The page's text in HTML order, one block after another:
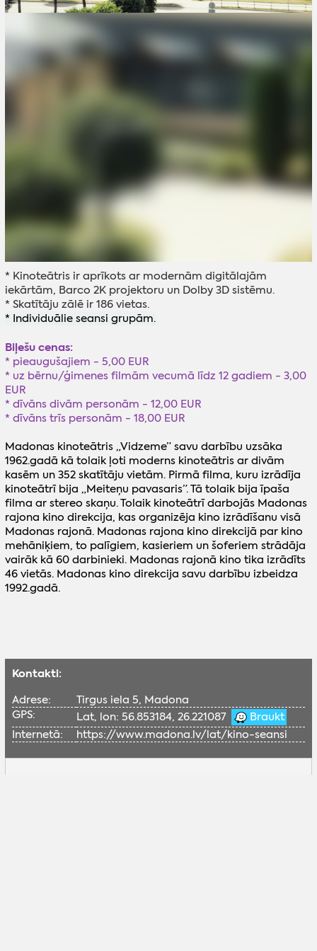
* Kinoteātris ir aprīkots ar modernām digitālajām
iekārtām, Barco 2K projektoru un Dolby 3D sistēmu.
* Skatītāju zālē ir 186 vietas.
* Individuālie seansi grupām.
Biļešu cenas:
* pieaugušajiem - 5,00 EUR
* uz bērnu/ģimenes filmām vecumā līdz 12 gadiem - 3,00
EUR
* dīvāns divām personām - 12,00 EUR
* dīvāns trīs personām - 18,00 EUR
Madonas kinoteātris „Vidzeme” savu darbību uzsāka
1962.gadā kā tolaik ļoti moderns kinoteātris ar divām
kasēm un 352 skatītāju vietām. Pirmā filma, kuru izrādīja
kinoteātrī bija „Meiteņu pavasaris”. Tā tolaik bija īpaša
filma ar stereo skaņu. Tolaik kinoteātrī darbojās Madonas
rajona kino direkcija, kas organizēja kino izrādīšanu visā
Madonas rajonā. Madonas rajona kino direkcijā par kino
mehāniķiem, to palīgiem, kasieriem un šoferiem strādāja
vairāk kā 60 darbinieki. Madonas rajonā kino tika izrādīts
46 vietās. Madonas kino direkcija savu darbību izbeidza
1992.gadā.
Kontakti:
Adrese:
Tirgus iela 5, Madona
GPS:
Lat, lon: 56.853184, 26.221087
Braukt
Internetā:
https://www.madona.lv/lat/kino-seansi